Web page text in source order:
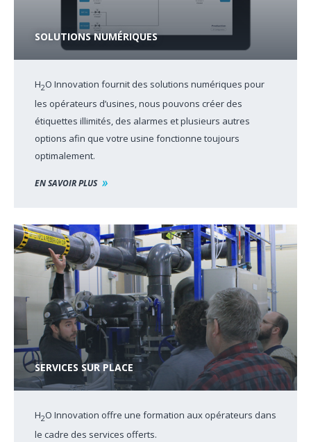
SOLUTIONS NUMÉRIQUES
H2O Innovation fournit des solutions numériques pour
les opérateurs d’usines, nous pouvons créer des
étiquettes illimités, des alarmes et plusieurs autres
options afin que votre usine fonctionne toujours
optimalement.
EN SAVOIR PLUS
SERVICES SUR PLACE
H2O Innovation offre une formation aux opérateurs dans
le cadre des services offerts.